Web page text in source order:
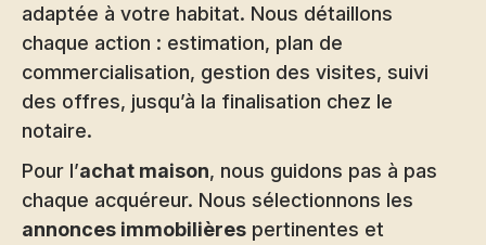
adaptée à votre habitat. Nous détaillons
chaque action : estimation, plan de
commercialisation, gestion des visites, suivi
des offres, jusqu’à la finalisation chez le
notaire.
Pour l’achat maison, nous guidons pas à pas
chaque acquéreur. Nous sélectionnons les
annonces immobilières pertinentes et